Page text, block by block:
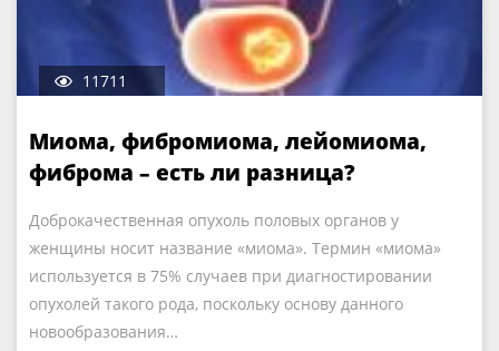
11711
Миома, фибромиома, лейомиома,
фиброма – есть ли разница?
Доброкачественная опухоль половых органов у
женщины носит название «миома». Термин «миома»
используется в 75% случаев при диагностировании
опухолей такого рода, поскольку основу данного
новообразования…